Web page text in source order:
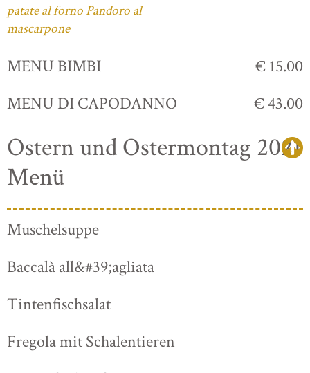
patate al forno Pandoro al
mascarpone
MENU BIMBI
€ 15.00
MENU DI CAPODANNO
€ 43.00
Ostern und Ostermontag 2021
Menü
Muschelsuppe
Baccalà all&#39;agliata
Tintenfischsalat
Fregola mit Schalentieren